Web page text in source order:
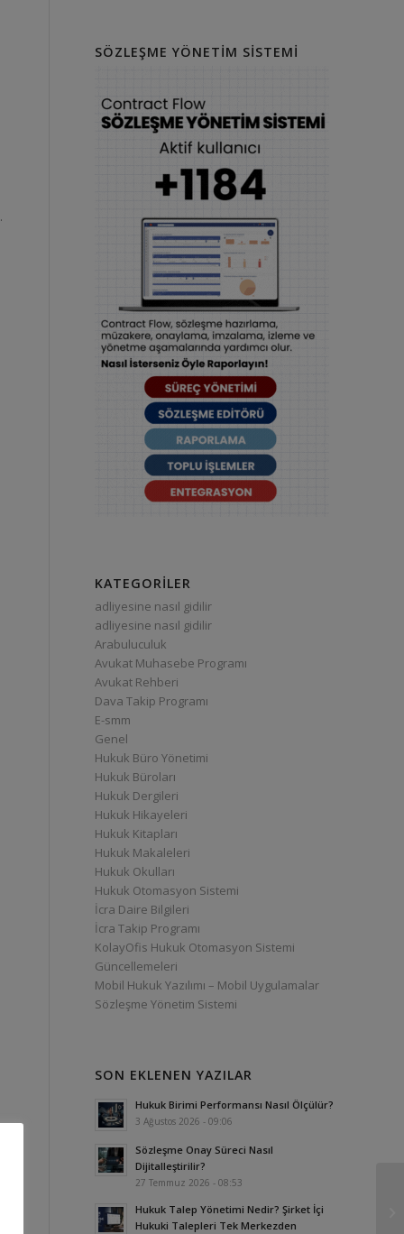
SÖZLEŞME YÖNETIM SISTEMI
KATEGORILER
adliyesine nasıl gidilir
adliyesine nasıl gidilir
Arabuluculuk
Avukat Muhasebe Programı
Avukat Rehberi
Dava Takip Programı
E-smm
Genel
Hukuk Büro Yönetimi
Hukuk Büroları
Hukuk Dergileri
Hukuk Hikayeleri
Hukuk Kitapları
Hukuk Makaleleri
Hukuk Okulları
Hukuk Otomasyon Sistemi
İcra Daire Bilgileri
İcra Takip Programı
KolayOfis Hukuk Otomasyon Sistemi
Güncellemeleri
Mobil Hukuk Yazılımı – Mobil Uygulamalar
Sözleşme Yönetim Sistemi
SON EKLENEN YAZILAR
Hukuk Birimi Performansı Nasıl Ölçülür?
3 Ağustos 2026 - 09:06
Sözleşme Onay Süreci Nasıl
Dijitalleştirilir?
27 Temmuz 2026 - 08:53
Hukuk Talep Yönetimi Nedir? Şirket İçi
Hukuki Talepleri Tek Merkezden